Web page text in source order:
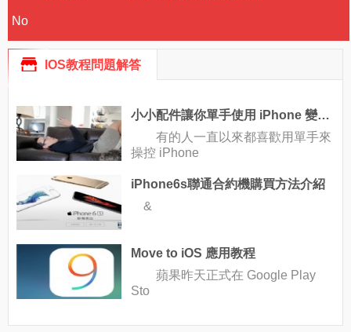
No
IOS教程問題解答
小小配件讓你單手使用 iPhone 變so easy
有的人一直以來都喜歡用單手來
操控 iPhone
iPhone6s聯通合約機購買方法介紹
&
Move to iOS 應用教程
蘋果昨天正式在 Google Play
Sto